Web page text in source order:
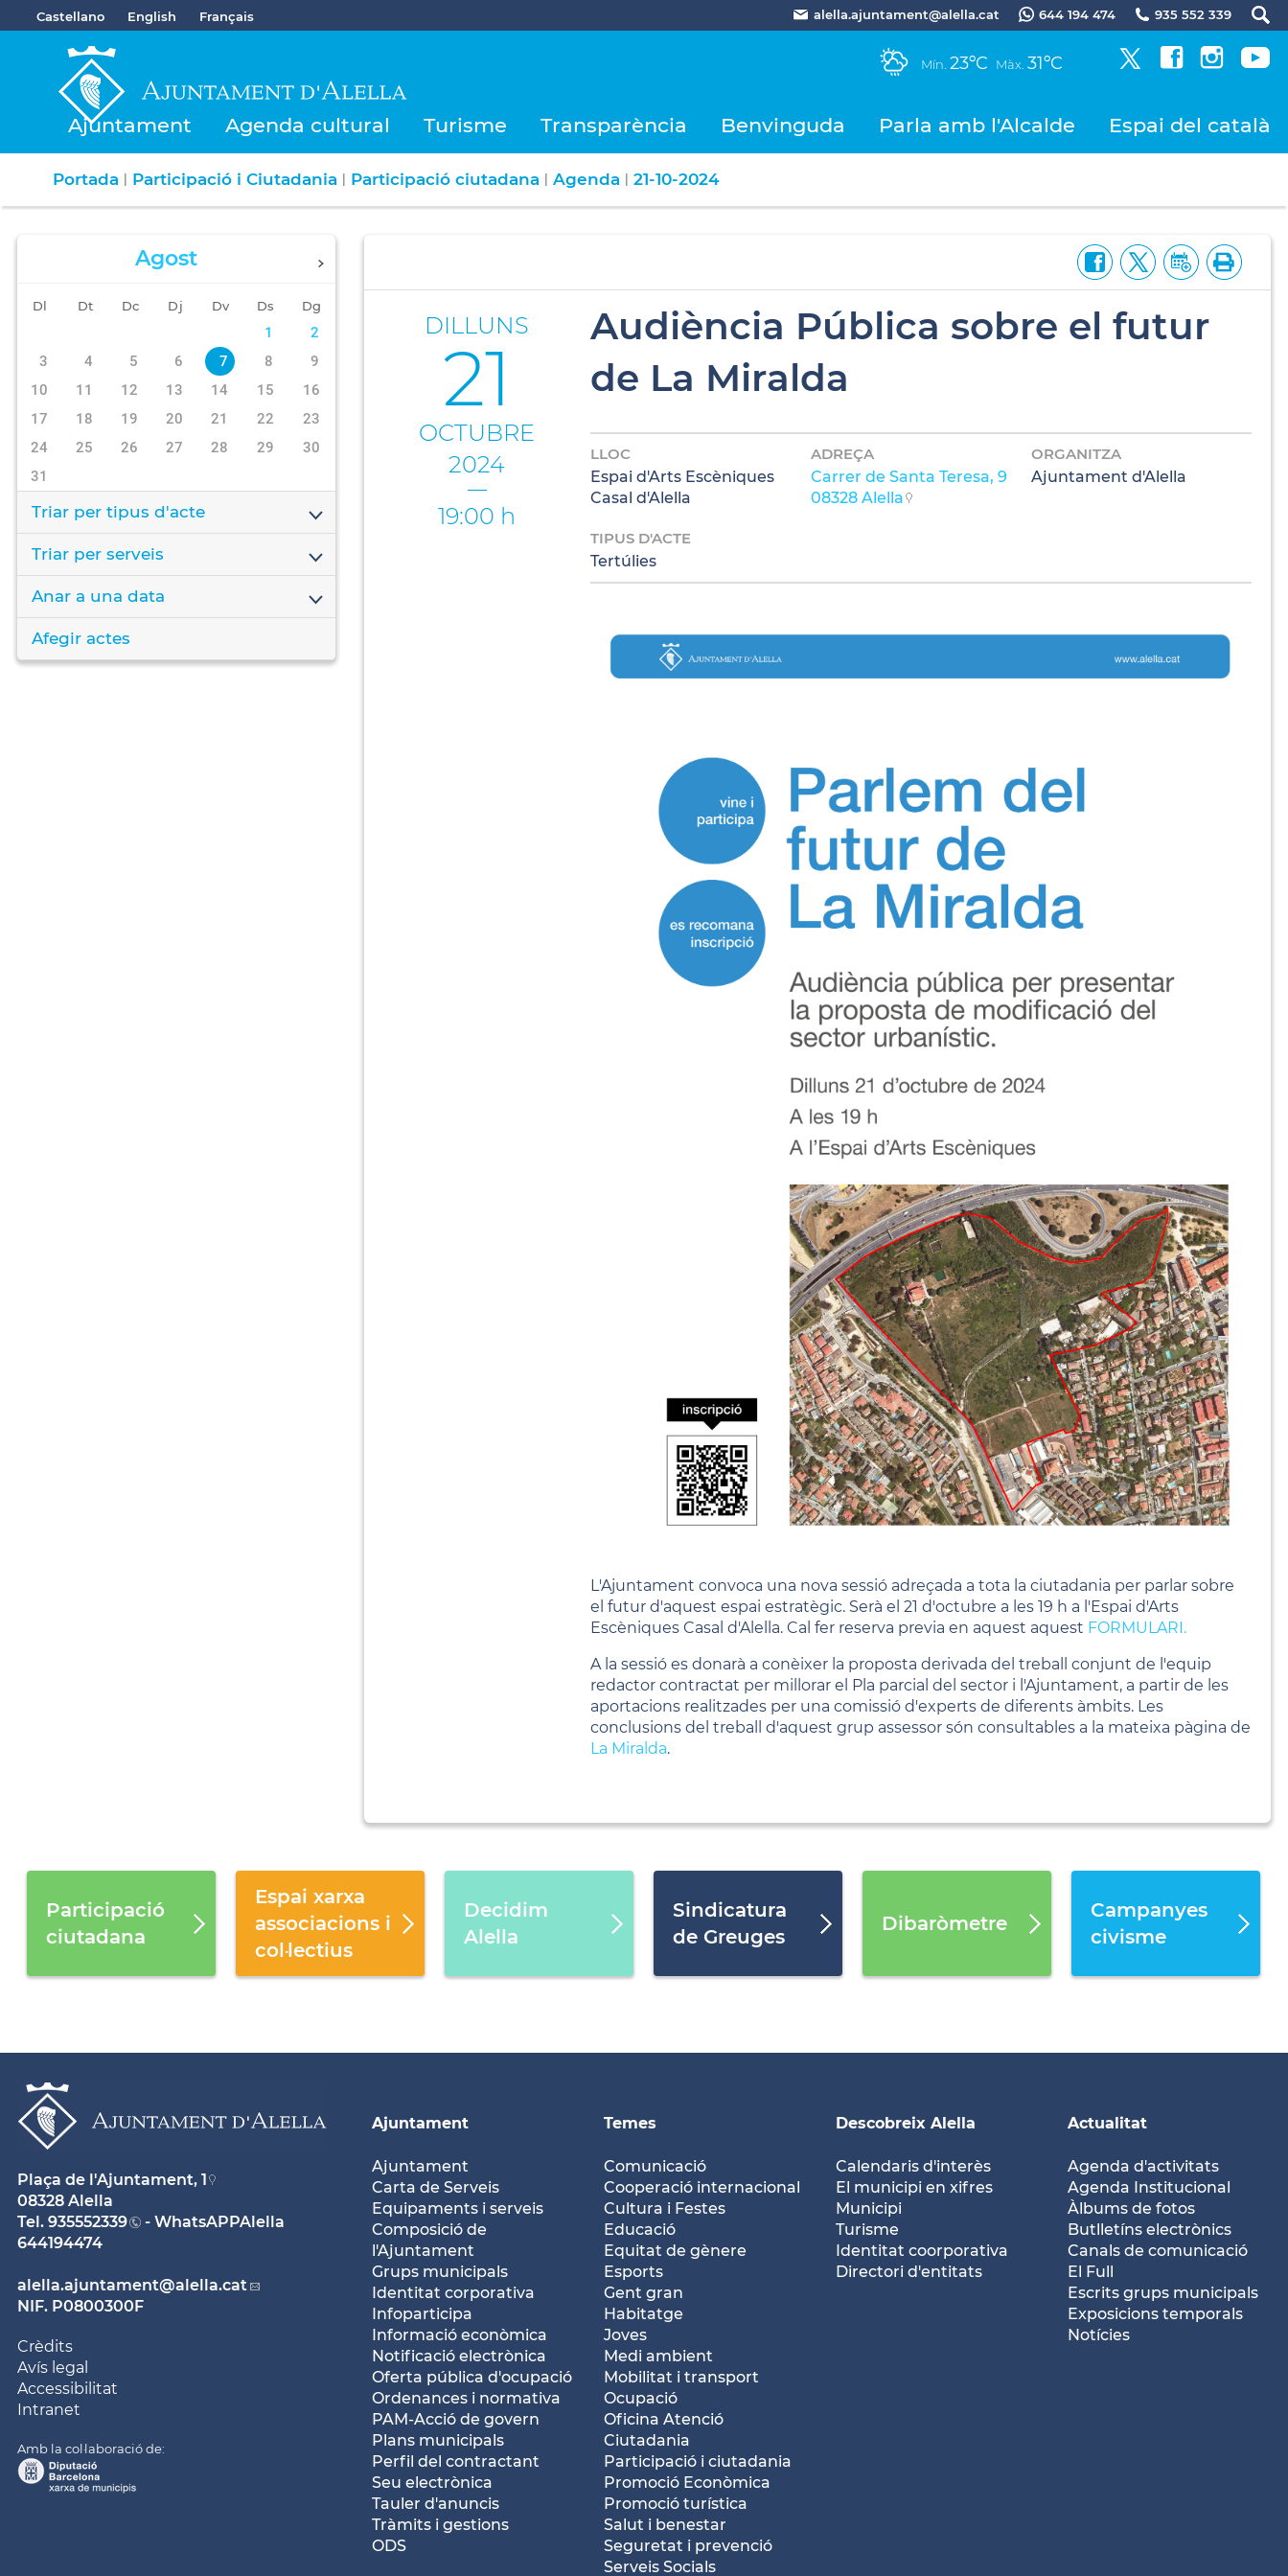
Castellano English Français alella.ajuntament@alella.cat 644 194 474 935 552 339
Mín. 23ºC Màx. 31ºC
Ajuntament Agenda cultural Turisme Transparència Benvinguda Parla amb l'Alcalde Espai del català
Portada | Participació i Ciutadania | Participació ciutadana | Agenda | 21-10-2024
Agost
Dl Dt Dc Dj Dv Ds Dg
1
2
3
4 5 6 7 8
9
10
11 12 13 14 15
16
17
18 19 20 21 22
23
24
25 26 27 28 29
30
31
Triar per tipus d'acte
Triar per serveis
Anar a una data
Afegir actes
DILLUNS
21
OCTUBRE
2024
19:00 h
Audiència Pública sobre el futur
de La Miralda
LLOC
Espai d'Arts Escèniques
Casal d'Alella
ADREÇA
Carrer de Santa Teresa, 9
08328 Alella
ORGANITZA
Ajuntament d'Alella
TIPUS D'ACTE
Tertúlies
L'Ajuntament convoca una nova sessió adreçada a tota la ciutadania per parlar sobre
el futur d'aquest espai estratègic. Serà el 21 d'octubre a les 19 h a l'Espai d'Arts
Escèniques Casal d'Alella. Cal fer reserva previa en aquest aquest FORMULARI.
A la sessió es donarà a conèixer la proposta derivada del treball conjunt de l'equip
redactor contractat per millorar el Pla parcial del sector i l'Ajuntament, a partir de les
aportacions realitzades per una comissió d'experts de diferents àmbits. Les
conclusions del treball d'aquest grup assessor són consultables a la mateixa pàgina de
La Miralda.
Participació
ciutadana
Espai xarxa
associacions i
col·lectius
Decidim
Alella
Sindicatura
de Greuges
Dibaròmetre
Campanyes
civisme
Ajuntament
Ajuntament
Carta de Serveis
Equipaments i serveis
Composició de
l'Ajuntament
Grups municipals
Identitat corporativa
Infoparticipa
Informació econòmica
Notificació electrònica
Oferta pública d'ocupació
Ordenances i normativa
PAM-Acció de govern
Plans municipals
Perfil del contractant
Seu electrònica
Tauler d'anuncis
Tràmits i gestions
ODS
Temes
Comunicació
Cooperació internacional
Cultura i Festes
Educació
Equitat de gènere
Esports
Gent gran
Habitatge
Joves
Medi ambient
Mobilitat i transport
Ocupació
Oficina Atenció
Ciutadania
Participació i ciutadania
Promoció Econòmica
Promoció turística
Salut i benestar
Seguretat i prevenció
Serveis Socials
Descobreix Alella
Calendaris d'interès
El municipi en xifres
Municipi
Turisme
Identitat coorporativa
Directori d'entitats
Actualitat
Agenda d'activitats
Agenda Institucional
Àlbums de fotos
Butlletíns electrònics
Canals de comunicació
El Full
Escrits grups municipals
Exposicions temporals
Notícies
Plaça de l'Ajuntament, 1
08328 Alella
Tel. 935552339
- WhatsAPPAlella
644194474
alella.ajuntament@alella.cat
NIF. P0800300F
Crèdits
Avís legal
Accessibilitat
Intranet
Amb la col·laboració de: